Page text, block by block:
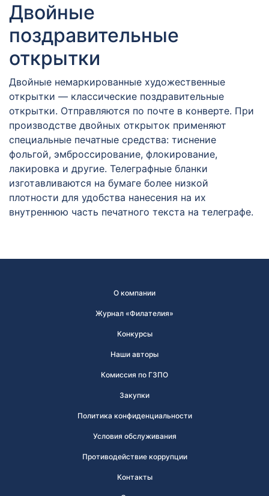
Двойные
поздравительные
открытки
Двойные немаркированные художественные
открытки — классические поздравительные
открытки. Отправляются по почте в конверте. При
производстве двойных открыток применяют
специальные печатные средства: тиснение
фольгой, эмброссирование, флокирование,
лакировка и другие. Телеграфные бланки
изготавливаются на бумаге более низкой
плотности для удобства нанесения на их
внутреннюю часть печатного текста на телеграфе.
О компании
Журнал «Филателия»
Конкурсы
Наши авторы
Комиссия по ГЗПО
Закупки
Политика конфиденциальности
Условия обслуживания
Противодействие коррупции
Контакты